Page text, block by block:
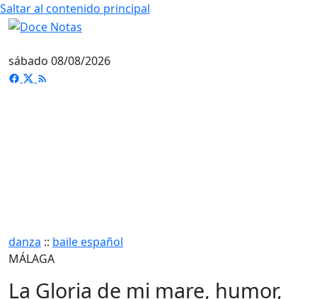
Saltar al contenido principal
sábado 08/08/2026
danza :: baile español
MÁLAGA
La Gloria de mi mare, humor,